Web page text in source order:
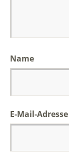
Name
E-Mail-Adresse